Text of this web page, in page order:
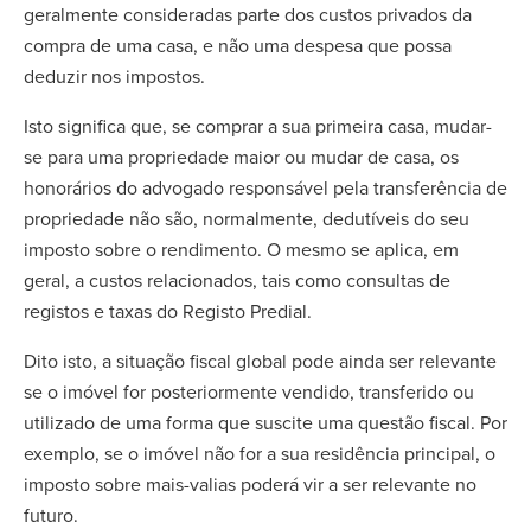
geralmente consideradas parte dos custos privados da
compra de uma casa, e não uma despesa que possa
deduzir nos impostos.
Isto significa que, se comprar a sua primeira casa, mudar-
se para uma propriedade maior ou mudar de casa, os
honorários do advogado responsável pela transferência de
propriedade não são, normalmente, dedutíveis do seu
imposto sobre o rendimento. O mesmo se aplica, em
geral, a custos relacionados, tais como consultas de
registos e taxas do Registo Predial.
Dito isto, a situação fiscal global pode ainda ser relevante
se o imóvel for posteriormente vendido, transferido ou
utilizado de uma forma que suscite uma questão fiscal. Por
exemplo, se o imóvel não for a sua residência principal, o
imposto sobre mais-valias poderá vir a ser relevante no
futuro.